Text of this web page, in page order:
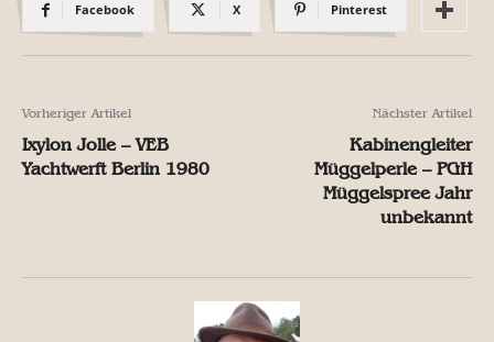
Facebook X Pinterest
Vorheriger Artikel
Ixylon Jolle – VEB
Yachtwerft Berlin 1980
Nächster Artikel
Kabinengleiter
Müggelperle – PGH
Müggelspree Jahr
unbekannt